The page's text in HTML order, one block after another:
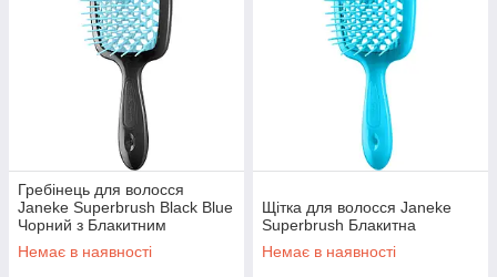
Гребінець для волосся
Janeke Superbrush Black Blue
Чорний з Блакитним
Немає в наявності
Щітка для волосся Janeke
Superbrush Блакитна
Немає в наявності